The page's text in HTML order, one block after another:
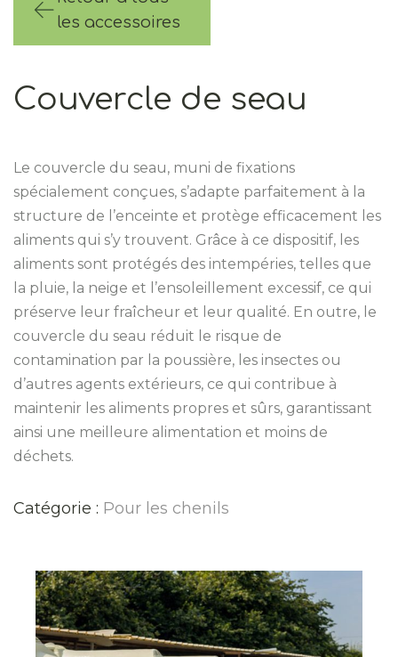
les accessoires
Couvercle de seau
Le couvercle du seau, muni de fixations
spécialement conçues, s’adapte parfaitement à la
structure de l’enceinte et protège efficacement les
aliments qui s’y trouvent. Grâce à ce dispositif, les
aliments sont protégés des intempéries, telles que
la pluie, la neige et l’ensoleillement excessif, ce qui
préserve leur fraîcheur et leur qualité. En outre, le
couvercle du seau réduit le risque de
contamination par la poussière, les insectes ou
d’autres agents extérieurs, ce qui contribue à
maintenir les aliments propres et sûrs, garantissant
ainsi une meilleure alimentation et moins de
déchets.
Catégorie : Pour les chenils